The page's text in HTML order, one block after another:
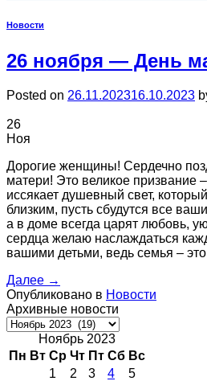
Новости
26 ноября — День
Posted on 26.11.202316.10.2023
26
Ноя
Дорогие женщины! Сердечно
матери! Это великое призвание
иссякает душевный свет,
близким, пусть сбудутся все
а в доме всегда царят любовь,
сердца желаю наслаждаться
вашими детьми, ведь семья –
Далее →
Опубликовано в Новости
Архивные новости
Архивные
новостиНоябрь 2023
Пн Вт Ср Чт Пт Сб Вс
1
2 3 4
5